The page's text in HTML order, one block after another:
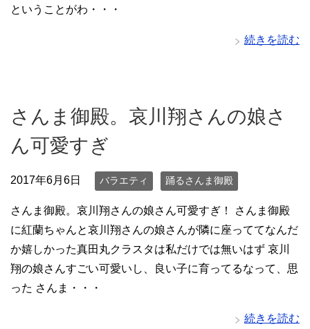
ということがわ・・・
続きを読む
さんま御殿。哀川翔さんの娘さ
ん可愛すぎ
2017年6月6日 バラエティ 踊るさんま御殿
さんま御殿。哀川翔さんの娘さん可愛すぎ！ さんま御殿
に紅蘭ちゃんと哀川翔さんの娘さんが隣に座っててなんだ
か嬉しかった真田丸クラスタは私だけでは無いはず 哀川
翔の娘さんすごい可愛いし、良い子に育ってるなって、思
った さんま・・・
続きを読む